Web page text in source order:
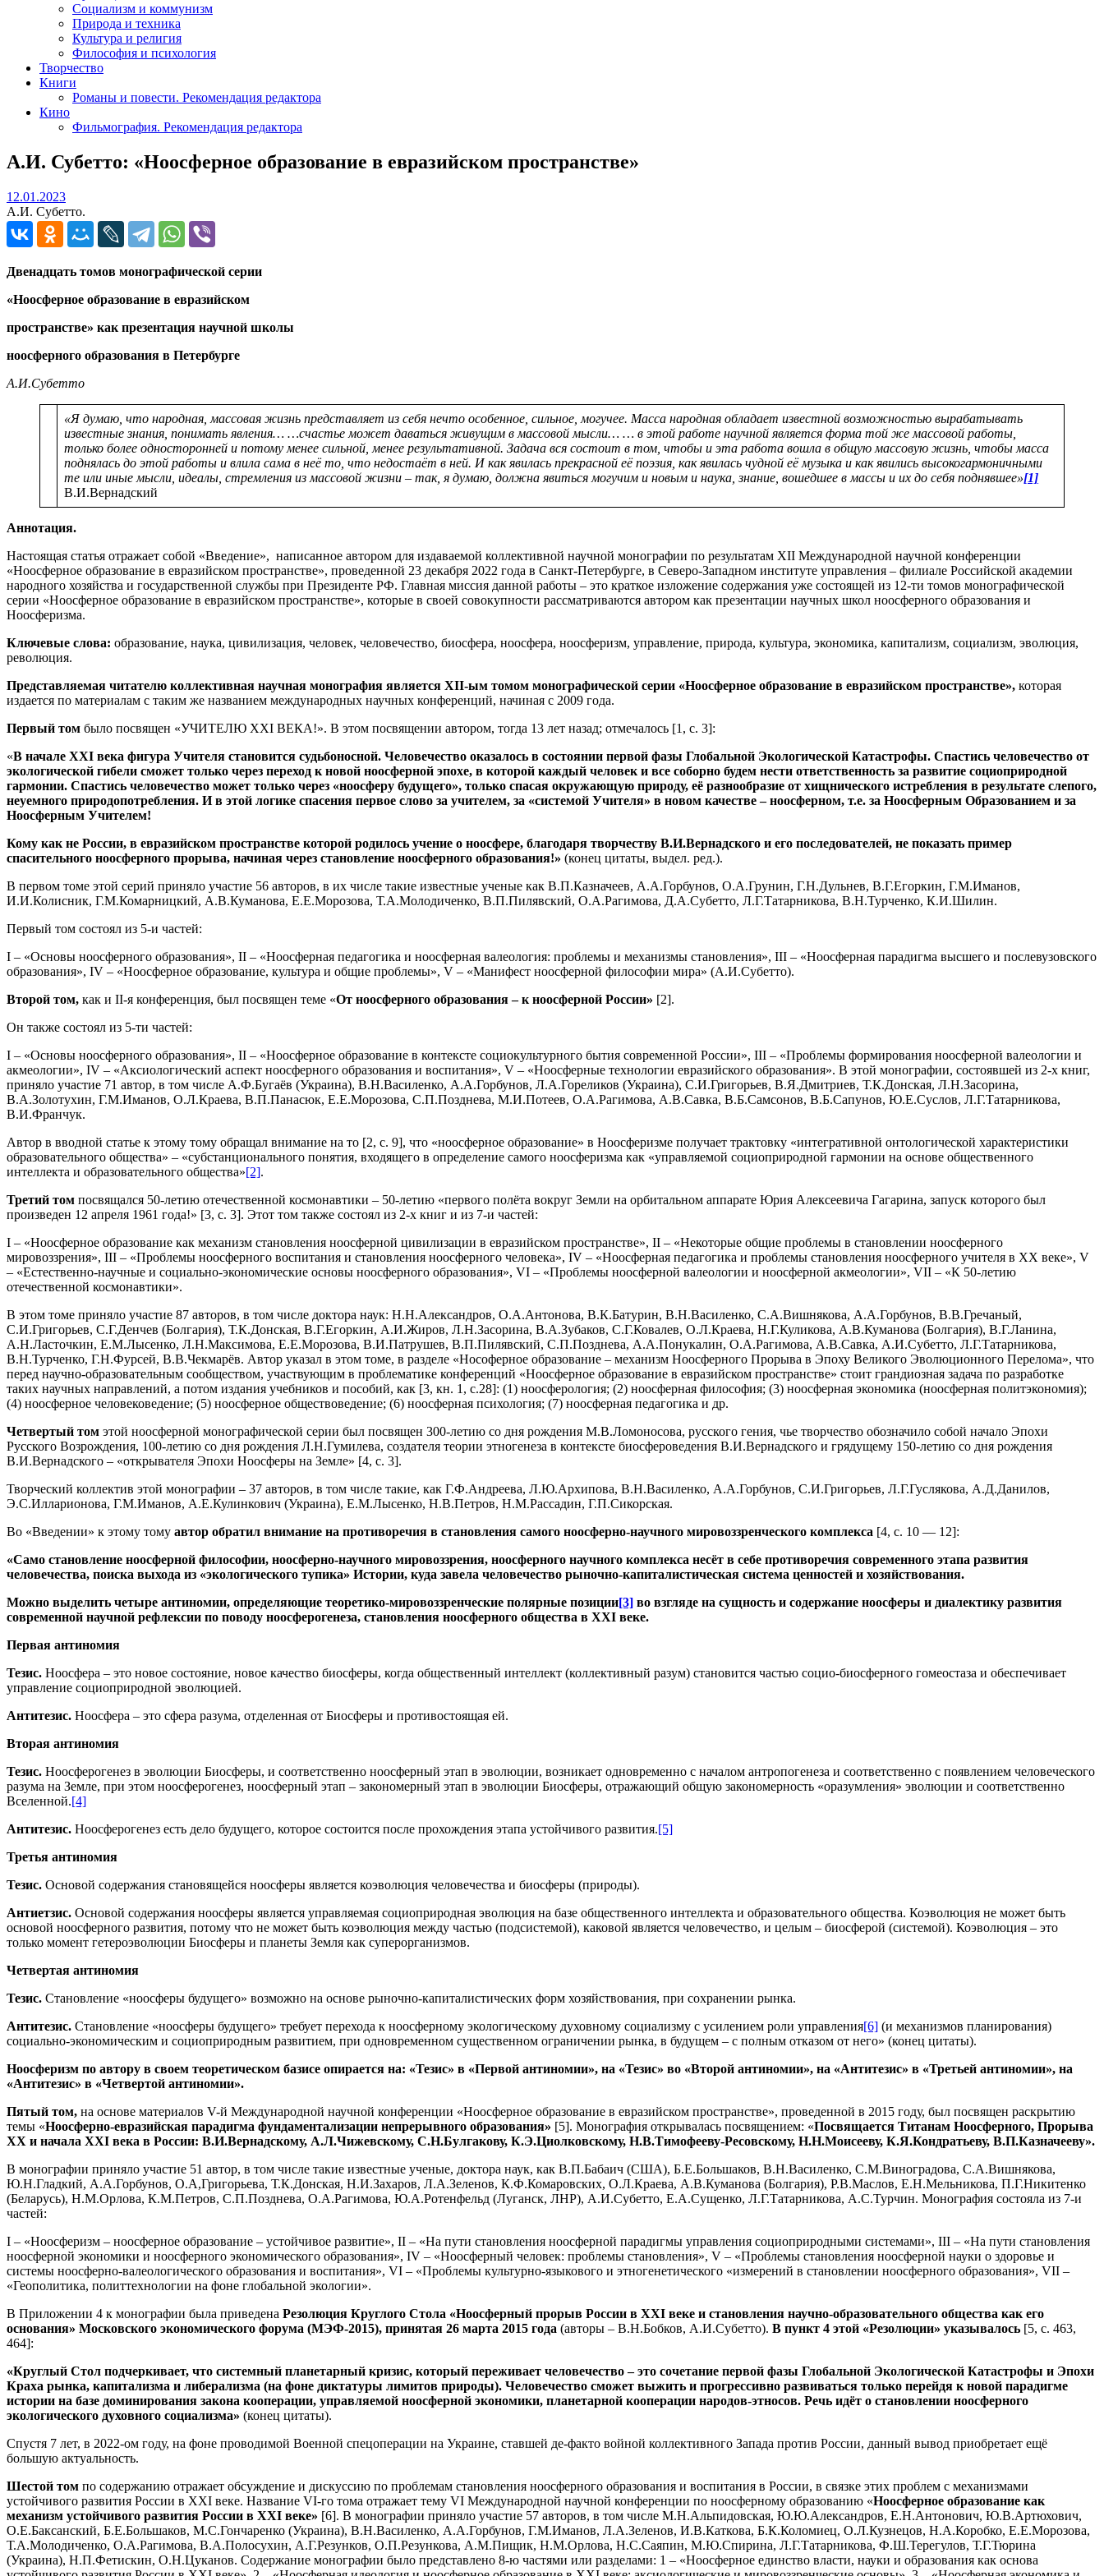
Социализм и коммунизм
Природа и техника
Культура и религия
Философия и психология
Творчество
Книги
Романы и повести. Рекомендация редактора
Кино
Фильмография. Рекомендация редактора
А.И. Субетто: «Ноосферное образование в евразийском пространстве»
12.01.202312.01.2023
А.И. Субетто.
Двенадцать томов монографической серии
«Ноосферное образование в евразийском
пространстве» как презентация научной школы
ноосферного образования в Петербурге
А.И.Субетто
«Я думаю, что народная, массовая жизнь представляет из себя нечто особенное, сильное, могучее. Масса народная обладает известной возможностью вырабатывать
известные знания, понимать явления… …счастье может даваться живущим в массовой мысли… … в этой работе научной является форма той же массовой работы,
только более односторонней и потому менее сильной, менее результативной. Задача вся состоит в том, чтобы и эта работа вошла в общую массовую жизнь, чтобы масса
поднялась до этой работы и влила сама в неё то, что недостаёт в ней. И как явилась прекрасной её поэзия, как явилась чудной её музыка и как явились высокогармоничными
те или иные мысли, идеалы, стремления из массовой жизни – так, я думаю, должна явиться могучим и новым и наука, знание, вошедшее в массы и их до себя поднявшее»[1]
В.И.Вернадский
Аннотация.
Настоящая статья отражает собой «Введение», написанное автором для издаваемой коллективной научной монографии по результатам XII Международной научной конференции
«Ноосферное образование в евразийском пространстве», проведенной 23 декабря 2022 года в Санкт-Петербурге, в Северо-Западном институте управления – филиале Российской академии
народного хозяйства и государственной службы при Президенте РФ. Главная миссия данной работы – это краткое изложение содержания уже состоящей из 12-ти томов монографической
серии «Ноосферное образование в евразийском пространстве», которые в своей совокупности рассматриваются автором как презентации научных школ ноосферного образования и
Ноосферизма.
Ключевые слова: образование, наука, цивилизация, человек, человечество, биосфера, ноосфера, ноосферизм, управление, природа, культура, экономика, капитализм, социализм, эволюция,
революция.
Представляемая читателю коллективная научная монография является XII-ым томом монографической серии «Ноосферное образование в евразийском пространстве», которая
издается по материалам с таким же названием международных научных конференций, начиная с 2009 года.
Первый том было посвящен «УЧИТЕЛЮ XXI ВЕКА!». В этом посвящении автором, тогда 13 лет назад; отмечалось [1, с. 3]:
«В начале XXI века фигура Учителя становится судьбоносной. Человечество оказалось в состоянии первой фазы Глобальной Экологической Катастрофы. Спастись человечество от
экологической гибели сможет только через переход к новой ноосферной эпохе, в которой каждый человек и все соборно будем нести ответственность за развитие социоприродной
гармонии. Спастись человечество может только через «ноосферу будущего», только спасая окружающую природу, её разнообразие от хищнического истребления в результате слепого,
неуемного природопотребления. И в этой логике спасения первое слово за учителем, за «системой Учителя» в новом качестве – ноосферном, т.е. за Ноосферным Образованием и за
Ноосферным Учителем!
Кому как не России, в евразийском пространстве которой родилось учение о ноосфере, благодаря творчеству В.И.Вернадского и его последователей, не показать пример
спасительного ноосферного прорыва, начиная через становление ноосферного образования!» (конец цитаты, выдел. ред.).
В первом томе этой серий приняло участие 56 авторов, в их числе такие известные ученые как В.П.Казначеев, А.А.Горбунов, О.А.Грунин, Г.Н.Дульнев, В.Г.Егоркин, Г.М.Иманов,
И.И.Колисник, Г.М.Комарницкий, А.В.Куманова, Е.Е.Морозова, Т.А.Молодиченко, В.П.Пилявский, О.А.Рагимова, Д.А.Субетто, Л.Г.Татарникова, В.Н.Турченко, К.И.Шилин.
Первый том состоял из 5-и частей:
I – «Основы ноосферного образования», II – «Ноосферная педагогика и ноосферная валеология: проблемы и механизмы становления», III – «Ноосферная парадигма высшего и послевузовского
образования», IV – «Ноосферное образование, культура и общие проблемы», V – «Манифест ноосферной философии мира» (А.И.Субетто).
Второй том, как и II-я конференция, был посвящен теме «От ноосферного образования – к ноосферной России» [2].
Он также состоял из 5-ти частей:
I – «Основы ноосферного образования», II – «Ноосферное образование в контексте социокультурного бытия современной России», III – «Проблемы формирования ноосферной валеологии и
акмеологии», IV – «Аксиологический аспект ноосферного образования и воспитания», V – «Ноосферные технологии евразийского образования». В этой монографии, состоявшей из 2-х книг,
приняло участие 71 автор, в том числе А.Ф.Бугаёв (Украина), В.Н.Василенко, А.А.Горбунов, Л.А.Гореликов (Украина), С.И.Григорьев, В.Я.Дмитриев, Т.К.Донская, Л.Н.Засорина,
В.А.Золотухин, Г.М.Иманов, О.Л.Краева, В.П.Панасюк, Е.Е.Морозова, С.П.Позднева, М.И.Потеев, О.А.Рагимова, А.В.Савка, В.Б.Самсонов, В.Б.Сапунов, Ю.Е.Суслов, Л.Г.Татарникова,
В.И.Франчук.
Автор в вводной статье к этому тому обращал внимание на то [2, с. 9], что «ноосферное образование» в Ноосферизме получает трактовку «интегративной онтологической характеристики
образовательного общества» – «субстанционального понятия, входящего в определение самого ноосферизма как «управляемой социоприродной гармонии на основе общественного
интеллекта и образовательного общества»[2].
Третий том посвящался 50-летию отечественной космонавтики – 50-летию «первого полёта вокруг Земли на орбитальном аппарате Юрия Алексеевича Гагарина, запуск которого был
произведен 12 апреля 1961 года!» [3, с. 3]. Этот том также состоял из 2-х книг и из 7-и частей:
I – «Ноосферное образование как механизм становления ноосферной цивилизации в евразийском пространстве», II – «Некоторые общие проблемы в становлении ноосферного
мировоззрения», III – «Проблемы ноосферного воспитания и становления ноосферного человека», IV – «Ноосферная педагогика и проблемы становления ноосферного учителя в ХХ веке», V
– «Естественно-научные и социально-экономические основы ноосферного образования», VI – «Проблемы ноосферной валеологии и ноосферной акмеологии», VII – «К 50-летию
отечественной космонавтики».
В этом томе приняло участие 87 авторов, в том числе доктора наук: Н.Н.Александров, О.А.Антонова, В.К.Батурин, В.Н.Василенко, С.А.Вишнякова, А.А.Горбунов, В.В.Гречаный,
С.И.Григорьев, С.Г.Денчев (Болгария), Т.К.Донская, В.Г.Егоркин, А.И.Жиров, Л.Н.Засорина, В.А.Зубаков, С.Г.Ковалев, О.Л.Краева, Н.Г.Куликова, А.В.Куманова (Болгария), В.Г.Ланина,
А.Н.Ласточкин, Е.М.Лысенко, Л.Н.Максимова, Е.Е.Морозова, В.И.Патрушев, В.П.Пилявский, С.П.Позднева, А.А.Понукалин, О.А.Рагимова, А.В.Савка, А.И.Субетто, Л.Г.Татарникова,
В.Н.Турченко, Г.Н.Фурсей, В.В.Чекмарёв. Автор указал в этом томе, в разделе «Нософерное образование – механизм Ноосферного Прорыва в Эпоху Великого Эволюционного Перелома», что
перед научно-образовательным сообществом, участвующим в проблематике конференций «Ноосферное образование в евразийском пространстве» стоит грандиозная задача по разработке
таких научных направлений, а потом издания учебников и пособий, как [3, кн. 1, с.28]: (1) ноосферология; (2) ноосферная философия; (3) ноосферная экономика (ноосферная политэкономия);
(4) ноосферное человековедение; (5) ноосферное обществоведение; (6) ноосферная психология; (7) ноосферная педагогика и др.
Четвертый том этой ноосферной монографической серии был посвящен 300-летию со дня рождения М.В.Ломоносова, русского гения, чье творчество обозначило собой начало Эпохи
Русского Возрождения, 100-летию со дня рождения Л.Н.Гумилева, создателя теории этногенеза в контексте биосфероведения В.И.Вернадского и грядущему 150-летию со дня рождения
В.И.Вернадского – «открывателя Эпохи Ноосферы на Земле» [4, с. 3].
Творческий коллектив этой монографии – 37 авторов, в том числе такие, как Г.Ф.Андреева, Л.Ю.Архипова, В.Н.Василенко, А.А.Горбунов, С.И.Григорьев, Л.Г.Гуслякова, А.Д.Данилов,
Э.С.Илларионова, Г.М.Иманов, А.Е.Кулинкович (Украина), Е.М.Лысенко, Н.В.Петров, Н.М.Рассадин, Г.П.Сикорская.
Во «Введении» к этому тому автор обратил внимание на противоречия в становления самого ноосферно-научного мировоззренческого комплекса [4, с. 10 — 12]:
«Само становление ноосферной философии, ноосферно-научного мировоззрения, ноосферного научного комплекса несёт в себе противоречия современного этапа развития
человечества, поиска выхода из «экологического тупика» Истории, куда завела человечество рыночно-капиталистическая система ценностей и хозяйствования.
Можно выделить четыре антиномии, определяющие теоретико-мировоззренческие полярные позиции[3] во взгляде на сущность и содержание ноосферы и диалектику развития
современной научной рефлексии по поводу ноосферогенеза, становления ноосферного общества в XXI веке.
Первая антиномия
Тезис. Ноосфера – это новое состояние, новое качество биосферы, когда общественный интеллект (коллективный разум) становится частью социо-биосферного гомеостаза и обеспечивает
управление социоприродной эволюцией.
Антитезис. Ноосфера – это сфера разума, отделенная от Биосферы и противостоящая ей.
Вторая антиномия
Тезис. Ноосферогенез в эволюции Биосферы, и соответственно ноосферный этап в эволюции, возникает одновременно с началом антропогенеза и соответственно с появлением человеческого
разума на Земле, при этом ноосферогенез, ноосферный этап – закономерный этап в эволюции Биосферы, отражающий общую закономерность «оразумления» эволюции и соответственно
Вселенной.[4]
Антитезис. Ноосферогенез есть дело будущего, которое состоится после прохождения этапа устойчивого развития.[5]
Третья антиномия
Тезис. Основой содержания становящейся ноосферы является коэволюция человечества и биосферы (природы).
Антиетзис. Основой содержания ноосферы является управляемая социоприродная эволюция на базе общественного интеллекта и образовательного общества. Коэволюция не может быть
основой ноосферного развития, потому что не может быть коэволюция между частью (подсистемой), каковой является человечество, и целым – биосферой (системой). Коэволюция – это
только момент гетероэволюции Биосферы и планеты Земля как суперорганизмов.
Четвертая антиномия
Тезис. Становление «ноосферы будущего» возможно на основе рыночно-капиталистических форм хозяйствования, при сохранении рынка.
Антитезис. Становление «ноосферы будущего» требует перехода к ноосферному экологическому духовному социализму с усилением роли управления[6] (и механизмов планирования)
социально-экономическим и социоприродным развитием, при одновременном существенном ограничении рынка, в будущем – с полным отказом от него» (конец цитаты).
Ноосферизм по автору в своем теоретическом базисе опирается на: «Тезис» в «Первой антиномии», на «Тезис» во «Второй антиномии», на «Антитезис» в «Третьей антиномии», на
«Антитезис» в «Четвертой антиномии».
Пятый том, на основе материалов V-й Международной научной конференции «Ноосферное образование в евразийском пространстве», проведенной в 2015 году, был посвящен раскрытию
темы «Ноосферно-евразийская парадигма фундаментализации непрерывного образования» [5]. Монография открывалась посвящением: «Посвящается Титанам Ноосферного, Прорыва
ХХ и начала XXI века в России: В.И.Вернадскому, А.Л.Чижевскому, С.Н.Булгакову, К.Э.Циолковскому, Н.В.Тимофееву-Ресовскому, Н.Н.Моисееву, К.Я.Кондратьеву, В.П.Казначееву».
В монографии приняло участие 51 автор, в том числе такие известные ученые, доктора наук, как В.П.Бабаич (США), Б.Е.Большаков, В.Н.Василенко, С.М.Виноградова, С.А.Вишнякова,
Ю.Н.Гладкий, А.А.Горбунов, О.А,Григорьева, Т.К.Донская, Н.И.Захаров, Л.А.Зеленов, К.Ф.Комаровских, О.Л.Краева, А.В.Куманова (Болгария), Р.В.Маслов, Е.Н.Мельникова, П.Г.Никитенко
(Беларусь), Н.М.Орлова, К.М.Петров, С.П.Позднева, О.А.Рагимова, Ю.А.Ротенфельд (Луганск, ЛНР), А.И.Субетто, Е.А.Сущенко, Л.Г.Татарникова, А.С.Турчин. Монография состояла из 7-и
частей:
I – «Ноосферизм – ноосферное образование – устойчивое развитие», II – «На пути становления ноосферной парадигмы управления социоприродными системами», III – «На пути становления
ноосферной экономики и ноосферного экономического образования», IV – «Ноосферный человек: проблемы становления», V – «Проблемы становления ноосферной науки о здоровье и
системы ноосферно-валеологического образования и воспитания», VI – «Проблемы культурно-языкового и этногенетического «измерений в становлении ноосферного образования», VII –
«Геополитика, политтехнологии на фоне глобальной экологии».
В Приложении 4 к монографии была приведена Резолюция Круглого Стола «Ноосферный прорыв России в XXI веке и становления научно-образовательного общества как его
основания» Московского экономического форума (МЭФ-2015), принятая 26 марта 2015 года (авторы – В.Н.Бобков, А.И.Субетто). В пункт 4 этой «Резолюции» указывалось [5, с. 463,
464]:
«Круглый Стол подчеркивает, что системный планетарный кризис, который переживает человечество – это сочетание первой фазы Глобальной Экологической Катастрофы и Эпохи
Краха рынка, капитализма и либерализма (на фоне диктатуры лимитов природы). Человечество сможет выжить и прогрессивно развиваться только перейдя к новой парадигме
истории на базе доминирования закона кооперации, управляемой ноосферной экономики, планетарной кооперации народов-этносов. Речь идёт о становлении ноосферного
экологического духовного социализма» (конец цитаты).
Спустя 7 лет, в 2022-ом году, на фоне проводимой Военной спецоперации на Украине, ставшей де-факто войной коллективного Запада против России, данный вывод приобретает ещё
большую актуальность.
Шестой том по содержанию отражает обсуждение и дискуссию по проблемам становления ноосферного образования и воспитания в России, в связке этих проблем с механизмами
устойчивого развития России в XXI веке. Название VI-го тома отражает тему VI Международной научной конференции по ноосферному образованию «Ноосферное образование как
механизм устойчивого развития России в XXI веке» [6]. В монографии приняло участие 57 авторов, в том числе М.Н.Альпидовская, Ю.Ю.Александров, Е.Н.Антонович, Ю.В.Артюхович,
О.Е.Баксанский, Б.Е.Большаков, М.С.Гончаренко (Украина), В.Н.Василенко, А.А.Горбунов, Г.М.Иманов, Л.А.Зеленов, И.В.Каткова, Б.К.Коломиец, О.Л.Кузнецов, Н.А.Коробко, Е.Е.Морозова,
Т.А.Молодиченко, О.А.Рагимова, В.А.Полосухин, А.Г.Резунков, О.П.Резункова, А.М.Пищик, Н.М.Орлова, Н.С.Саяпин, М.Ю.Спирина, Л.Г.Татарникова, Ф.Ш.Терегулов, Т.Г.Тюрина
(Украина), Н.П.Фетискин, О.Н.Цуканов. Содержание монографии было представлено 8-ю частями или разделами: 1 – «Ноосферное единство власти, науки и образования как основа